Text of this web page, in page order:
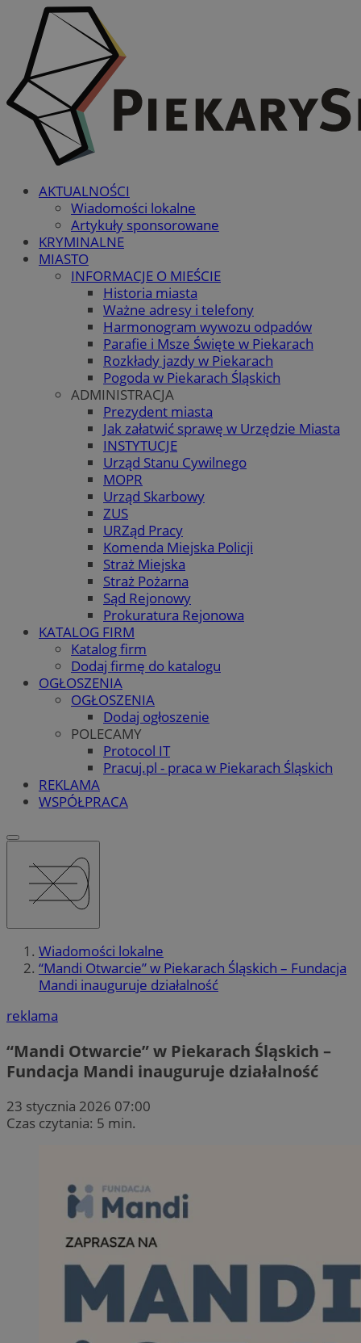
AKTUALNOŚCI
Wiadomości lokalne
Artykuły sponsorowane
KRYMINALNE
MIASTO
INFORMACJE O MIEŚCIE
Historia miasta
Ważne adresy i telefony
Harmonogram wywozu odpadów
Parafie i Msze Święte w Piekarach
Rozkłady jazdy w Piekarach
Pogoda w Piekarach Śląskich
ADMINISTRACJA
Prezydent miasta
Jak załatwić sprawę w Urzędzie Miasta
INSTYTUCJE
Urząd Stanu Cywilnego
MOPR
Urząd Skarbowy
ZUS
URZąd Pracy
Komenda Miejska Policji
Straż Miejska
Straż Pożarna
Sąd Rejonowy
Prokuratura Rejonowa
KATALOG FIRM
Katalog firm
Dodaj firmę do katalogu
OGŁOSZENIA
OGŁOSZENIA
Dodaj ogłoszenie
POLECAMY
Protocol IT
Pracuj.pl - praca w Piekarach Śląskich
REKLAMA
WSPÓŁPRACA
Wiadomości lokalne
“Mandi Otwarcie” w Piekarach Śląskich – Fundacja
Mandi inauguruje działalność
reklama
“Mandi Otwarcie” w Piekarach Śląskich –
Fundacja Mandi inauguruje działalność
23 stycznia 2026 07:00
Czas czytania: 5 min.